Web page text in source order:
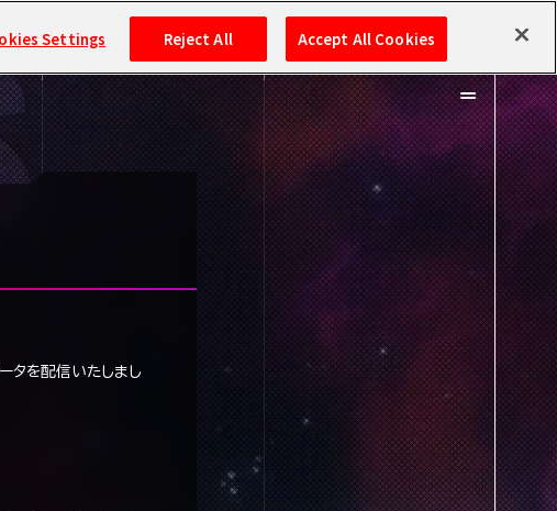
MOVIE SPECIAL
を配信いたしまし
Settings Reject All Accept All Cookies